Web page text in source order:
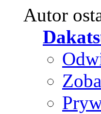
Autor